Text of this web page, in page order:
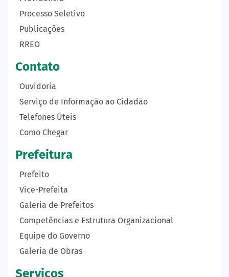
Processo Seletivo
Publicações
RREO
Contato
Ouvidoria
Serviço de Informação ao Cidadão
Telefones Úteis
Como Chegar
Prefeitura
Prefeito
Vice-Prefeita
Galeria de Prefeitos
Competências e Estrutura Organizacional
Equipe do Governo
Galeria de Obras
Serviços